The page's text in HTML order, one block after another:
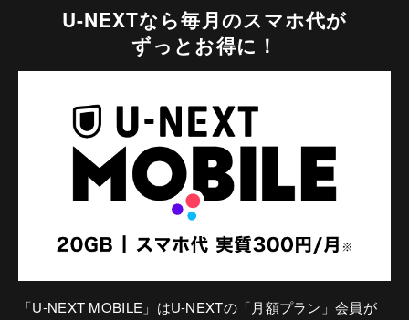
U-NEXTなら毎月のスマホ代が
ずっとお得に！
「U-NEXT MOBILE」はU-NEXTの「月額プラン」会員が